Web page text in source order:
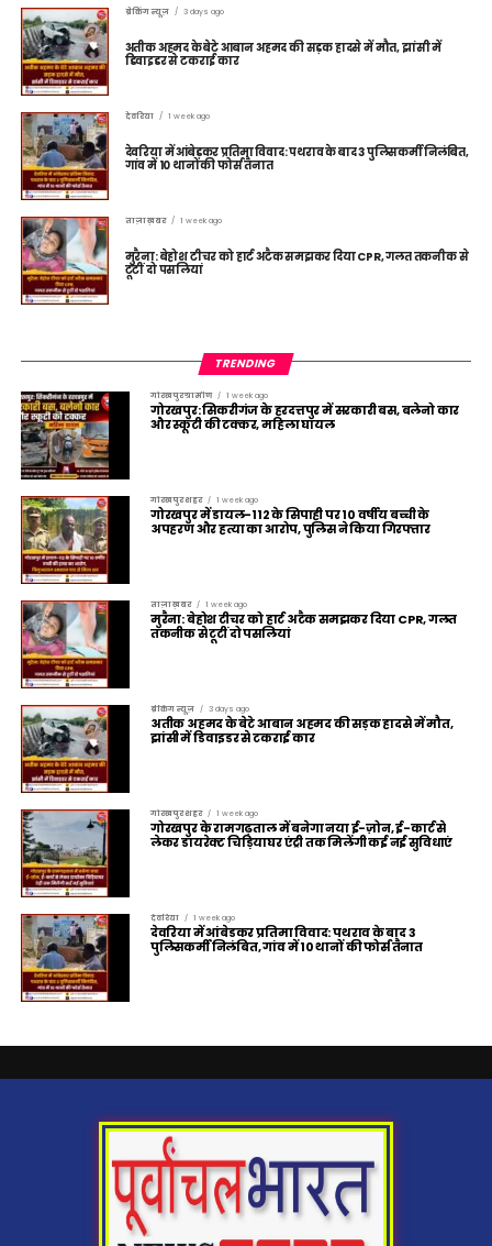
ब्रेकिंग न्यूज़ 3 days ago
अतीक अहमद के बेटे आबान अहमद की सड़क हादसे में मौत, झांसी में
डिवाइडर से टकराई कार
देवरिया 1 week ago
देवरिया में आंबेडकर प्रतिमा विवाद: पथराव के बाद 3 पुलिसकर्मी निलंबित,
गांव में 10 थानों की फोर्स तैनात
ताज़ा ख़बर 1 week ago
मुरैना: बेहोश टीचर को हार्ट अटैक समझकर दिया CPR, गलत तकनीक से
टूटीं दो पसलियां
TRENDING
गोरखपुर ग्रामीण 1 week ago
गोरखपुर: सिकरीगंज के हरदत्तपुर में सरकारी बस, बलेनो कार
और स्कूटी की टक्कर, महिला घायल
गोरखपुर शहर 1 week ago
गोरखपुर में डायल-112 के सिपाही पर 10 वर्षीय बच्ची के
अपहरण और हत्या का आरोप, पुलिस ने किया गिरफ्तार
ताज़ा ख़बर 1 week ago
मुरैना: बेहोश टीचर को हार्ट अटैक समझकर दिया CPR, गलत
तकनीक से टूटीं दो पसलियां
ब्रेकिंग न्यूज़ 3 days ago
अतीक अहमद के बेटे आबान अहमद की सड़क हादसे में मौत,
झांसी में डिवाइडर से टकराई कार
गोरखपुर शहर 1 week ago
गोरखपुर के रामगढ़ताल में बनेगा नया ई-ज़ोन, ई-कार्ट से
लेकर डायरेक्ट चिड़ियाघर एंट्री तक मिलेंगी कई नई सुविधाएं
देवरिया 1 week ago
देवरिया में आंबेडकर प्रतिमा विवाद: पथराव के बाद 3
पुलिसकर्मी निलंबित, गांव में 10 थानों की फोर्स तैनात